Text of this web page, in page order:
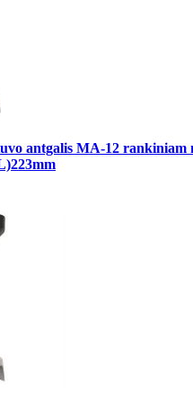
antgalis MA-12 rankiniam